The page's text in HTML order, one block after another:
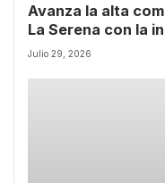
Avanza la alta
La Serena con la
valvular
Julio 29, 2026